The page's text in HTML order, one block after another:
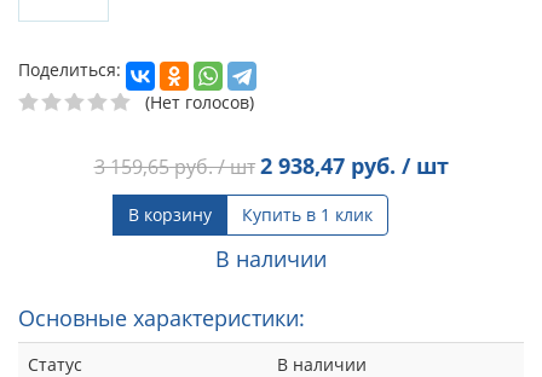
Поделиться:
(Нет голосов)
3 159,65руб. / шт 2 938,47руб. / шт
В корзину Купить в 1 клик
В наличии
Основные характеристики:
Статус
В наличии